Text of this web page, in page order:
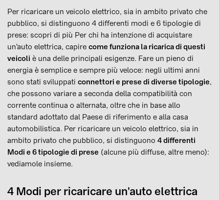
Per ricaricare un veicolo elettrico, sia in ambito privato che
pubblico, si distinguono 4 differenti modi e 6 tipologie di
prese: scopri di più Per chi ha intenzione di acquistare
un'auto elettrica, capire come funziona la ricarica di questi
veicoli è una delle principali esigenze. Fare un pieno di
energia è semplice e sempre più veloce: negli ultimi anni
sono stati sviluppati connettori e prese di diverse tipologie,
che possono variare a seconda della compatibilità con
corrente continua o alternata, oltre che in base allo
standard adottato dal Paese di riferimento e alla casa
automobilistica. Per ricaricare un veicolo elettrico, sia in
ambito privato che pubblico, si distinguono 4 differenti
Modi e 6 tipologie di prese (alcune più diffuse, altre meno):
vediamole insieme.
4 Modi per ricaricare un'auto elettrica